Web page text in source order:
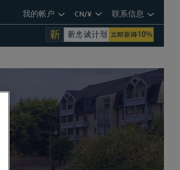
我的帐户 CN/¥ 联系信息